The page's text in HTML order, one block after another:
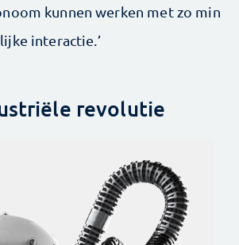
kunnen werken met zo min
interactie.’
revolutie